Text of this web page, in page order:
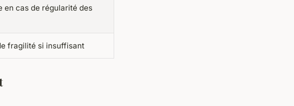
en cas de régularité des
fragilité si insuffisant